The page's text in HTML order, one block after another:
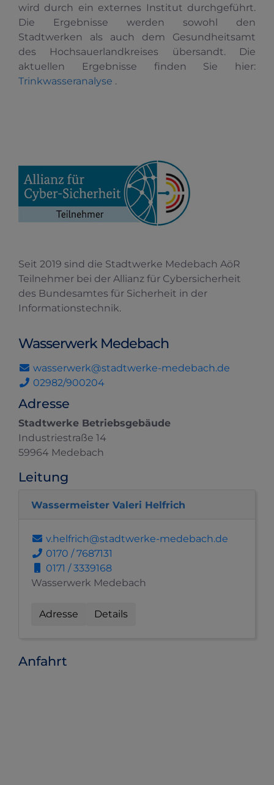
wird durch ein externes Institut durchgeführt.
Die Ergebnisse werden sowohl den
Stadtwerken als auch dem Gesundheitsamt
des Hochsauerlandkreises übersandt. Die
aktuellen Ergebnisse finden Sie hier:
Trinkwasseranalyse .
Seit 2019 sind die Stadtwerke Medebach AöR
Teilnehmer bei der Allianz für Cybersicherheit
des Bundesamtes für Sicherheit in der
Informationstechnik.
Wasserwerk Medebach
wasserwerk@stadtwerke-medebach.de
02982/900204
Adresse
Stadtwerke Betriebsgebäude
Industriestraße 14
59964 Medebach
Leitung
Wassermeister Valeri Helfrich
v.helfrich@stadtwerke-medebach.de
0170 / 7687131
0171 / 3339168
Wasserwerk Medebach
Adresse Details
Anfahrt